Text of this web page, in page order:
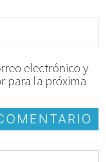
electrónico y
para la próxima